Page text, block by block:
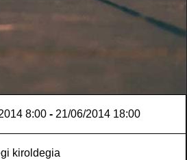
8:00 - 21/06/2014 18:00
kiroldegia